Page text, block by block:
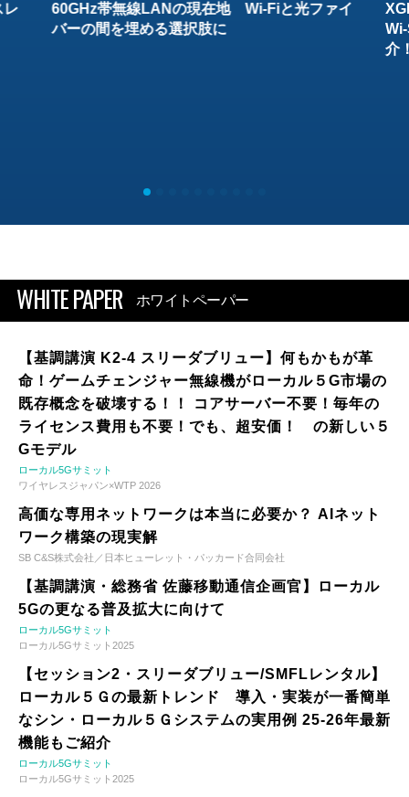
レ
60GHz帯無線LANの現在地 Wi-Fiと光ファイ
バーの間を埋める選択肢に
介
WHITE PAPER ホワイトペーパー
【基調講演 K2-4 スリーダブリュー】何もかもが革
命！ゲームチェンジャー無線機がローカル５G市場の
既存概念を破壊する！！ コアサーバー不要！毎年の
ライセンス費用も不要！でも、超安価！ の新しい５
Gモデル
ローカル5Gサミット
ワイヤレスジャパン×WTP 2026
高価な専用ネットワークは本当に必要か？ AIネット
ワーク構築の現実解
SB C&S株式会社／日本ヒューレット・パッカード合同会社
【基調講演・総務省 佐藤移動通信企画官】ローカル
5Gの更なる普及拡大に向けて
ローカル5Gサミット
ローカル5Gサミット2025
【セッション2・スリーダブリュー/SMFLレンタル】
ローカル５Ｇの最新トレンド 導入・実装が一番簡単
なシン・ローカル５Ｇシステムの実用例 25-26年最新
機能もご紹介
ローカル5Gサミット
ローカル5Gサミット2025